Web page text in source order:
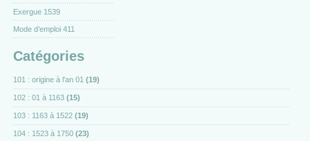
Exergue 1539
Mode d’emploi 411
Catégories
101 : origine à l'an 01 (19)
102 : 01 à 1163 (15)
103 : 1163 à 1522 (19)
104 : 1523 à 1750 (23)